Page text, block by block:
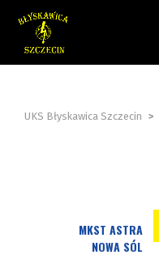
UKS Błyskawica Szczecin >
MKST ASTRA
NOWA SÓL